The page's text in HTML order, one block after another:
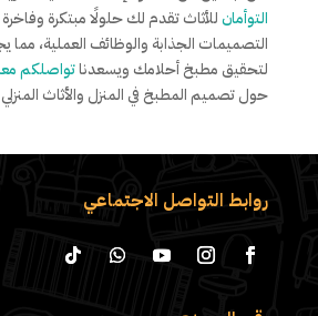
التوأمانللأثاث تقدم لك حلولًا مبتكرة
التصميمات الجذابة والوظائف العملية، مما
لتحقيق مطبخ أحلامك ويسعدناتواصلكم
حول تصميم المطبخ في المنزل والأثاث المنزلي
روابط التواصل الاجتماعي